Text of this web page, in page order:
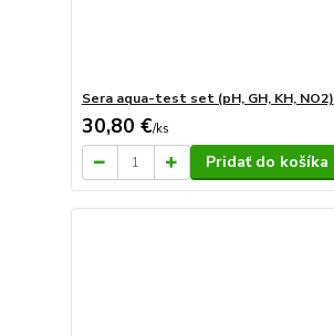
Sera aqua-test set (pH, GH, KH, NO2)
30,80 €/ks
Pridať do košíka